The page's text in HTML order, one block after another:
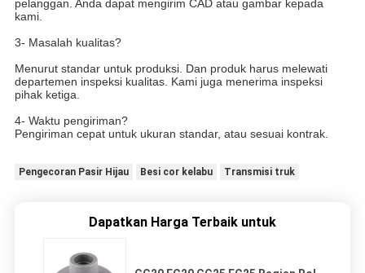
pelanggan. Anda dapat mengirim CAD atau gambar kepada
kami.
3- Masalah kualitas?
Menurut standar untuk produksi. Dan produk harus melewati
departemen inspeksi kualitas. Kami juga menerima inspeksi
pihak ketiga.
4- Waktu pengiriman?
Pengiriman cepat untuk ukuran standar, atau sesuai kontrak.
Pengecoran Pasir Hijau Besi cor kelabu Transmisi truk
Dapatkan Harga Terbaik untuk